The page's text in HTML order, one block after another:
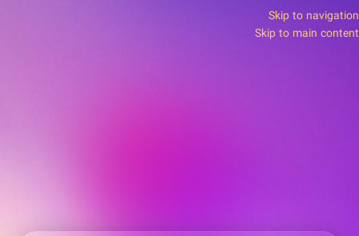
Skip to navigation
Skip to main content